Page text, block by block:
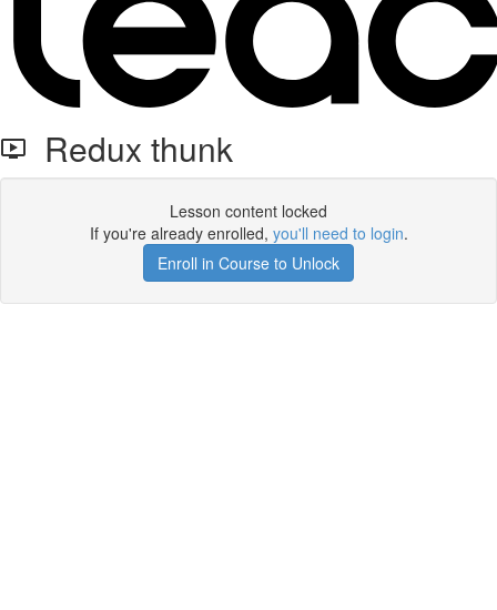
Redux thunk
Lesson content locked
If you're already enrolled, you'll need to login.
Enroll in Course to Unlock